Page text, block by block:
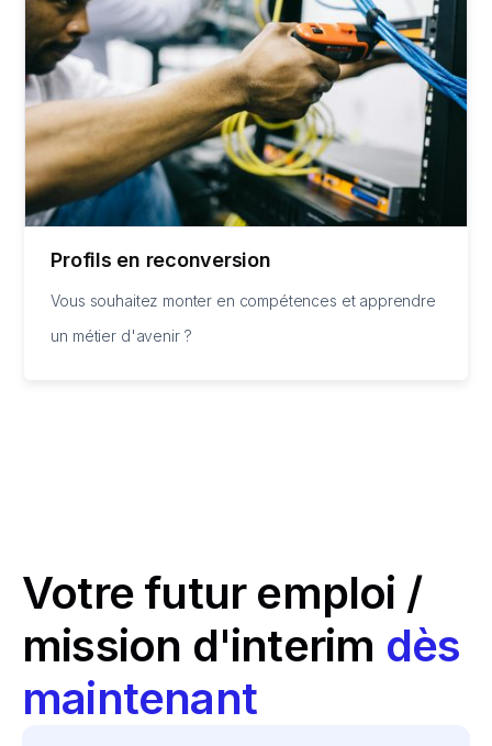
Profils en reconversion
Vous souhaitez monter en compétences et apprendre
un métier d'avenir ?
Votre futur emploi /
mission d'interim dès
maintenant